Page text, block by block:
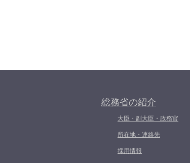
総務省の紹介
大臣・副大臣・政務官
所在地・連絡先
採用情報